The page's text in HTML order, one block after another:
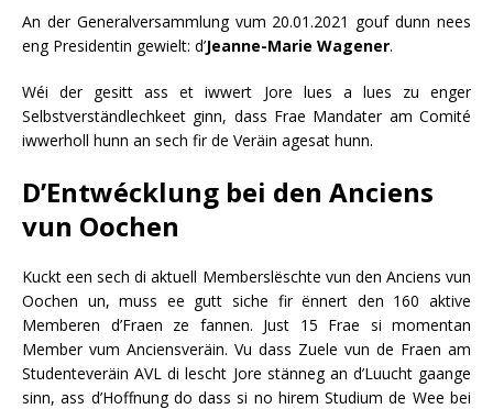
An der Generalversammlung vum 20.01.2021 gouf dunn nees
eng Presidentin gewielt: d’Jeanne-Marie Wagener.
Wéi der gesitt ass et iwwert Jore lues a lues zu enger
Selbstverständlechkeet ginn, dass Frae Mandater am Comité
iwwerholl hunn an sech fir de Veräin agesat hunn.
D’Entwécklung bei den Anciens
vun Oochen
Kuckt een sech di aktuell Memberslëschte vun den Anciens vun
Oochen un, muss ee gutt siche fir ënnert den 160 aktive
Memberen d’Fraen ze fannen. Just 15 Frae si momentan
Member vum Anciensveräin. Vu dass Zuele vun de Fraen am
Studenteveräin AVL di lescht Jore stänneg an d’Luucht gaange
sinn, ass d’Hoffnung do dass si no hirem Studium de Wee bei